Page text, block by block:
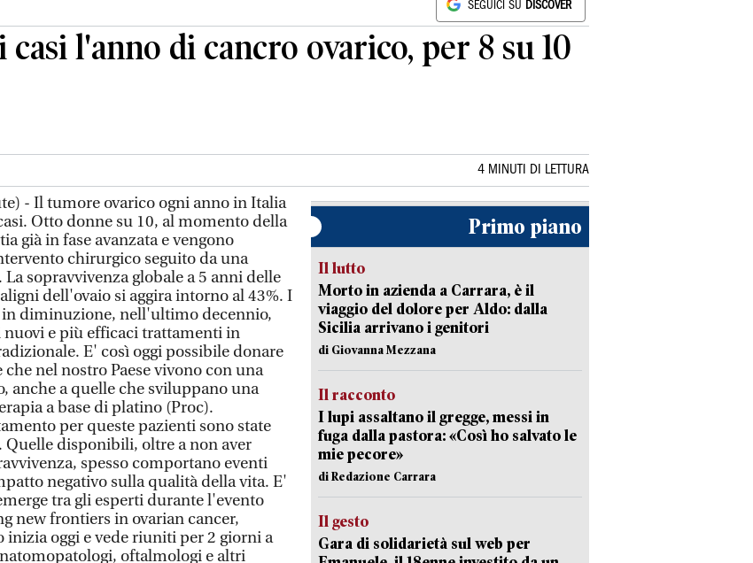
SEGUICI SU DISCOVER
l'anno di cancro ovarico, per 8 su 10
4 MINUTI DI LETTURA
- Il tumore ovarico ogni anno in Italia
Otto donne su 10, al momento della
già in fase avanzata e vengono
chirurgico seguito da una
sopravvivenza globale a 5 anni delle
dell'ovaio si aggira intorno al 43%. I
diminuzione, nell'ultimo decennio,
e più efficaci trattamenti in
E' così oggi possibile donare
nel nostro Paese vivono con una
anche a quelle che sviluppano una
a base di platino (Proc).
per queste pazienti sono state
disponibili, oltre a non aver
spesso comportano eventi
negativo sulla qualità della vita. E'
tra gli esperti durante l'evento
new frontiers in ovarian cancer,
inizia oggi e vede riuniti per 2 giorni a
oftalmologi e altri
Primo piano
Il lutto
Morto in azienda a Carrara, è il
viaggio del dolore per Aldo: dalla
Sicilia arrivano i genitori
di Giovanna Mezzana
Il racconto
I lupi assaltano il gregge, messi in
fuga dalla pastora: «Così ho salvato le
mie pecore»
di Redazione Carrara
Il gesto
Gara di solidarietà sul web per